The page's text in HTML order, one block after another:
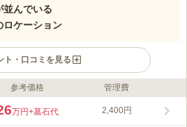
並んでいる
ロケーション
ト・口コミを見る
参道と植栽の淡い緑の木々によって明るい
参考価格 管理費
万円+墓石代 2,400円